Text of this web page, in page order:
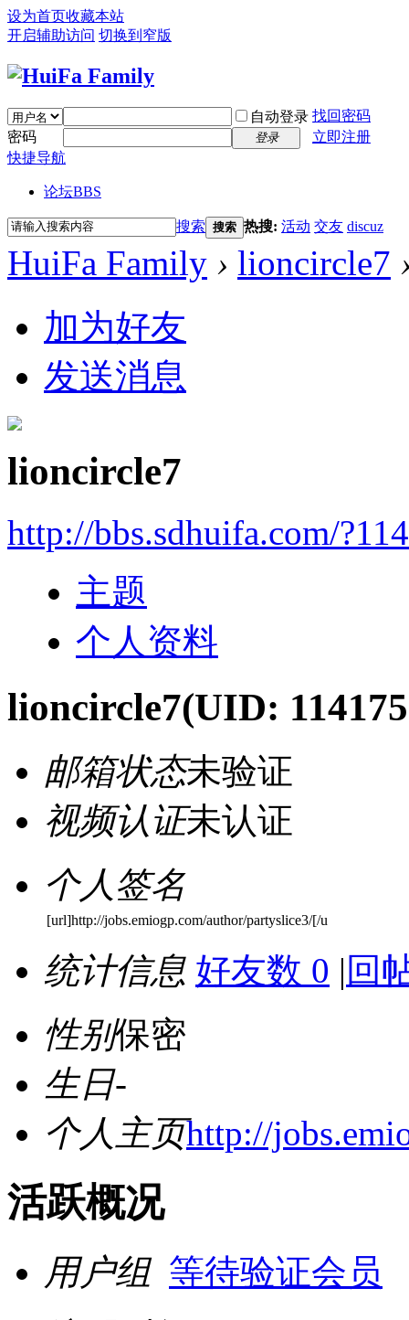
设为首页收藏本站
开启辅助访问 切换到窄版
自动登录 找回密码
密码
登录
立即注册
快捷导航
论坛BBS
搜索 搜索 热搜: 活动 交友 discuz
HuiFa Family › lioncircle7
加为好友
发送消息
lioncircle7
http://bbs.sdhuifa.com/
主题
个人资料
lioncircle7(UID:
邮箱状态未验证
视频认证未认证
个人签名
[url]http://jobs.emiogp.com/author/partyslice3/[/u
统计信息 好友数 0 | 回
性别保密
生日-
个人主页http://
活跃概况
用户组 等待验证会员